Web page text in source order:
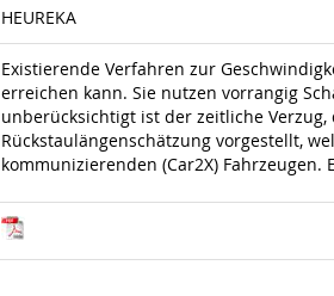
HEUREKA
Existierende Verfahren zur
erreichen kann. Sie nutzen vorrangig
unberücksichtigt ist der zeitliche
Rückstaulängenschätzung vorgestellt,
kommunizierenden (Car2X)